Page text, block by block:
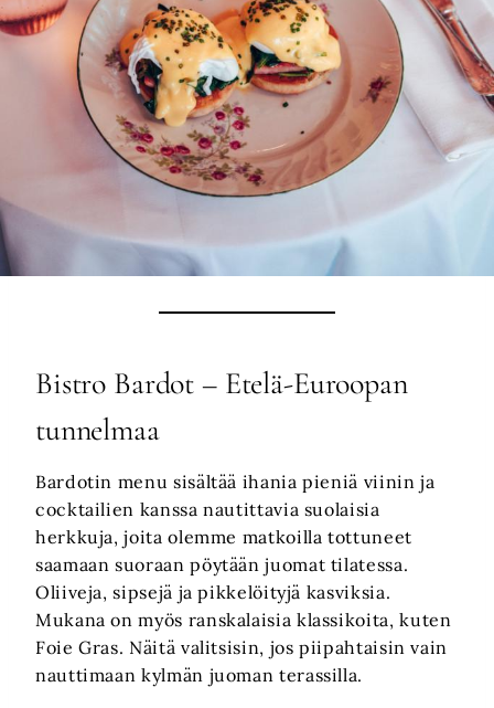
Bistro Bardot – Etelä-Euroopan
tunnelmaa
Bardotin menu sisältää ihania pieniä viinin ja
cocktailien kanssa nautittavia suolaisia
herkkuja, joita olemme matkoilla tottuneet
saamaan suoraan pöytään juomat tilatessa.
Oliiveja, sipsejä ja pikkelöityjä kasviksia.
Mukana on myös ranskalaisia klassikoita, kuten
Foie Gras. Näitä valitsisin, jos piipahtaisin vain
nauttimaan kylmän juoman terassilla.